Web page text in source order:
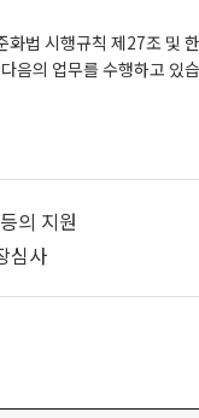
법 시행규칙 제27조 및
음의 업무를 수행하고 있
의 지원
심사